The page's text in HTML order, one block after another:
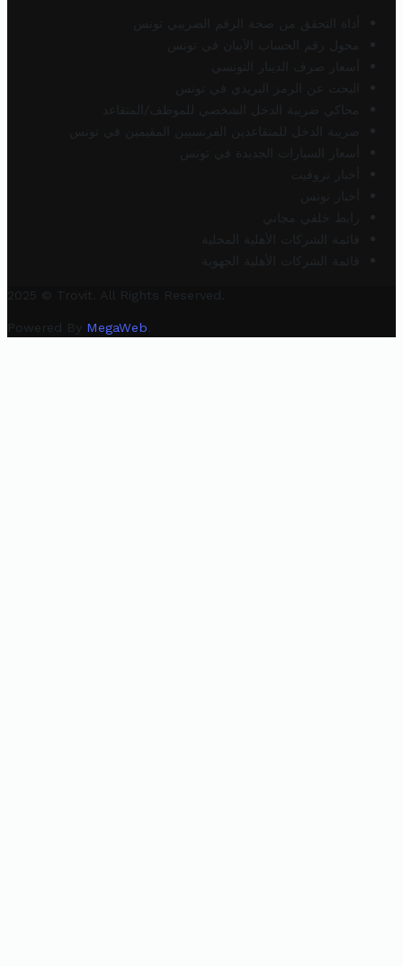
أداة التحقق من صحة الرقم الضريبي تونس
محول رقم الحساب الآيبان في تونس
أسعار صرف الدينار التونسي
البحث عن الرمز البريدي في تونس
محاكي ضريبة الدخل الشخصي للموظف/المتقاعد
ضريبة الدخل للمتقاعدين الفرنسيين المقيمين في تونس
أسعار السيارات الجديدة في تونس
أخبار تروفيت
أخبار تونس
رابط خلفي مجاني
قائمة الشركات الأهلية المحلية
قائمة الشركات الأهلية الجهوية
2025 © Trovit. All Rights Reserved.
Powered By MegaWeb